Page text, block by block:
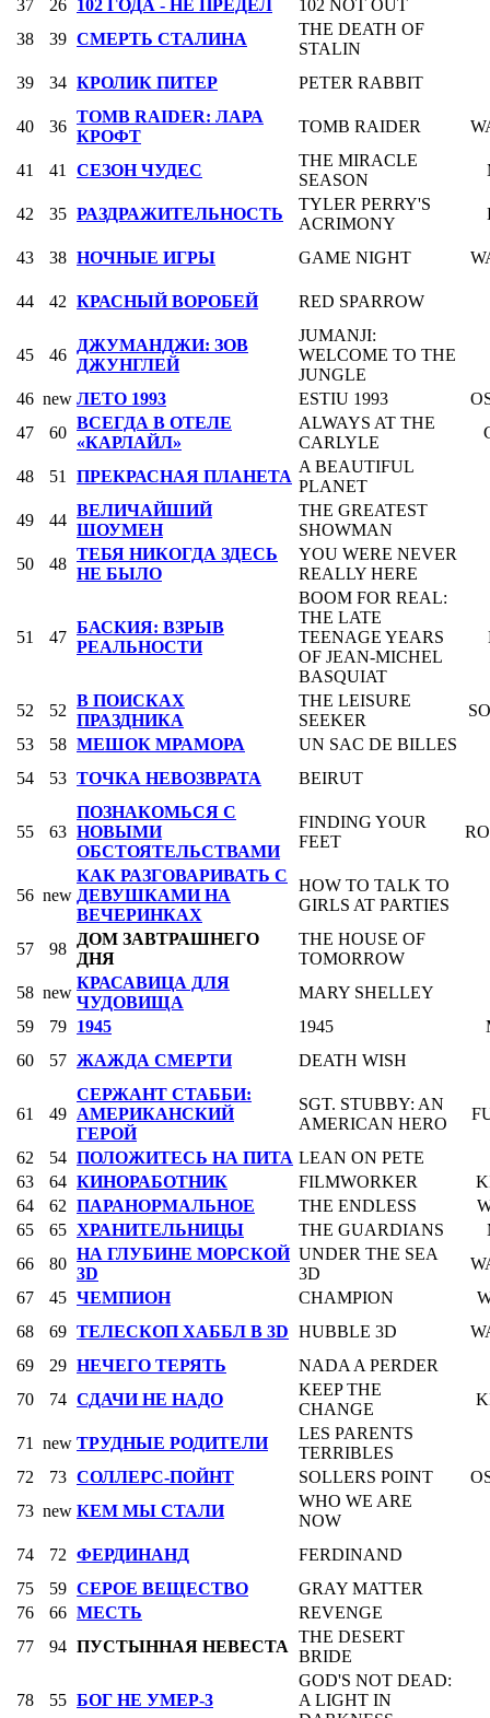
37 26 102 ГОДА - НЕ ПРЕДЕЛ
102 NOT OUT
38
39 СМЕРТЬ СТАЛИНА
THE DEATH OF
STALIN
39
34 КРОЛИК ПИТЕР PETER RABBIT
40 36
TOMB RAIDER: ЛАРА
КРОФТ
TOMB RAIDER
41 41 СЕЗОН ЧУДЕС
THE MIRACLE
SEASON
42 35 РАЗДРАЖИТЕЛЬНОСТЬ
TYLER PERRY'S
ACRIMONY
43 38 НОЧНЫЕ ИГРЫ GAME NIGHT
44 42 КРАСНЫЙ ВОРОБЕЙ RED SPARROW
45 46
ДЖУМАНДЖИ: ЗОВ
ДЖУНГЛЕЙ
JUMANJI:
WELCOME TO THE
JUNGLE
46 new ЛЕТО 1993 ESTIU 1993
47
60
ВСЕГДА В ОТЕЛЕ
«КАРЛАЙЛ»
ALWAYS AT THE
CARLYLE
48 51 ПРЕКРАСНАЯ ПЛАНЕТА
A BEAUTIFUL
PLANET
49
44
ВЕЛИЧАЙШИЙ
ШОУМЕН
THE GREATEST
SHOWMAN
50
48
ТЕБЯ НИКОГДА ЗДЕСЬ
НЕ БЫЛО
YOU WERE NEVER
REALLY HERE
51 47
БАСКИЯ: ВЗРЫВ
РЕАЛЬНОСТИ
BOOM FOR REAL:
THE LATE
TEENAGE YEARS
OF JEAN-MICHEL
BASQUIAT
52 52
В ПОИСКАХ
ПРАЗДНИКА
THE LEISURE
SEEKER
53
58 МЕШОК МРАМОРА
UN SAC DE BILLES
54
53 ТОЧКА НЕВОЗВРАТА BEIRUT
55 63
ПОЗНАКОМЬСЯ С
НОВЫМИ
ОБСТОЯТЕЛЬСТВАМИ
FINDING YOUR
FEET
56 new
КАК РАЗГОВАРИВАТЬ С
ДЕВУШКАМИ НА
ВЕЧЕРИНКАХ
HOW TO TALK TO
GIRLS AT PARTIES
57 98
ДОМ ЗАВТРАШНЕГО
ДНЯ
THE HOUSE OF
TOMORROW
58 new
КРАСАВИЦА ДЛЯ
ЧУДОВИЩА
MARY SHELLEY
59
79 1945 1945
60
57 ЖАЖДА СМЕРТИ DEATH WISH
61 49
СЕРЖАНТ СТАББИ:
АМЕРИКАНСКИЙ
ГЕРОЙ
SGT. STUBBY: AN
AMERICAN HERO
62 54 ПОЛОЖИТЕСЬ НА ПИТА LEAN ON PETE
63
64 КИНОРАБОТНИК FILMWORKER
64
62 ПАРАНОРМАЛЬНОЕ THE ENDLESS
65
65 ХРАНИТЕЛЬНИЦЫ THE GUARDIANS
66
80
НА ГЛУБИНЕ МОРСКОЙ
3D
UNDER THE SEA
3D
67
45 ЧЕМПИОН CHAMPION
68
69 ТЕЛЕСКОП ХАББЛ В 3D HUBBLE 3D
69
29 НЕЧЕГО ТЕРЯТЬ
NADA A PERDER
70
74 СДАЧИ НЕ НАДО
KEEP THE
CHANGE
71 new ТРУДНЫЕ РОДИТЕЛИ
LES PARENTS
TERRIBLES
72
73 СОЛЛЕРС-ПОЙНТ SOLLERS POINT
73 new КЕМ МЫ СТАЛИ
WHO WE ARE
NOW
74
72 ФЕРДИНАНД
FERDINAND
75
59 СЕРОЕ ВЕЩЕСТВО
GRAY MATTER
76
66 МЕСТЬ
REVENGE
77
94 ПУСТЫННАЯ НЕВЕСТА
THE DESERT
BRIDE
78 55 БОГ НЕ УМЕР-3
GOD'S NOT DEAD:
A LIGHT IN